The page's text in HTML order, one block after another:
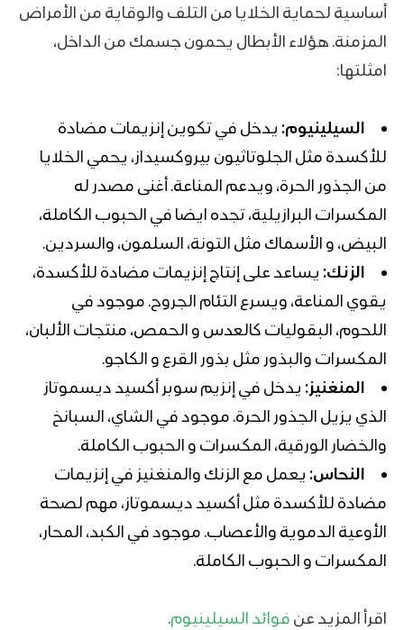
أساسية لحماية الخلايا من التلف والوقاية من الأمراض
المزمنة. هؤلاء الأبطال يحمون جسمك من الداخل،
امثلتها:
السيلينيوم: يدخل في تكوين إنزيمات مضادة
للأكسدة مثل الجلوتاثيون بيروكسيداز، يحمي الخلايا
من الجذور الحرة، ويدعم المناعة. أغنى مصدر له
المكسرات البرازيلية، تجده ايضا في الحبوب الكاملة،
البيض، و الأسماك مثل التونة، السلمون، والسردين.
الزنك: يساعد على إنتاج إنزيمات مضادة للأكسدة،
يقوي المناعة، ويسرع التئام الجروح. موجود في
اللحوم، البقوليات كالعدس و الحمص، منتجات الألبان،
المكسرات والبذور مثل بذور القرع و الكاجو.
المنغنيز: يدخل في إنزيم سوبر أكسيد ديسموتاز
الذي يزيل الجذور الحرة. موجود في الشاي، السبانخ
والخضار الورقية، المكسرات و الحبوب الكاملة.
النحاس: يعمل مع الزنك والمنغنيز في إنزيمات
مضادة للأكسدة مثلأكسيد ديسموتاز، مهم لصحة
الأوعية الدموية والأعصاب. موجود في الكبد، المحار،
المكسرات و الحبوب الكاملة.
اقرأ المزيد عن فوائد السيلينيوم.